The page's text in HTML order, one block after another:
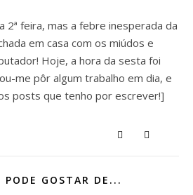
feira, mas a febre inesperada da
em casa com os miúdos e
Hoje, a hora da sesta foi
me pôr algum trabalho em dia, e
posts que tenho por escrever!]
PODE GOSTAR DE...